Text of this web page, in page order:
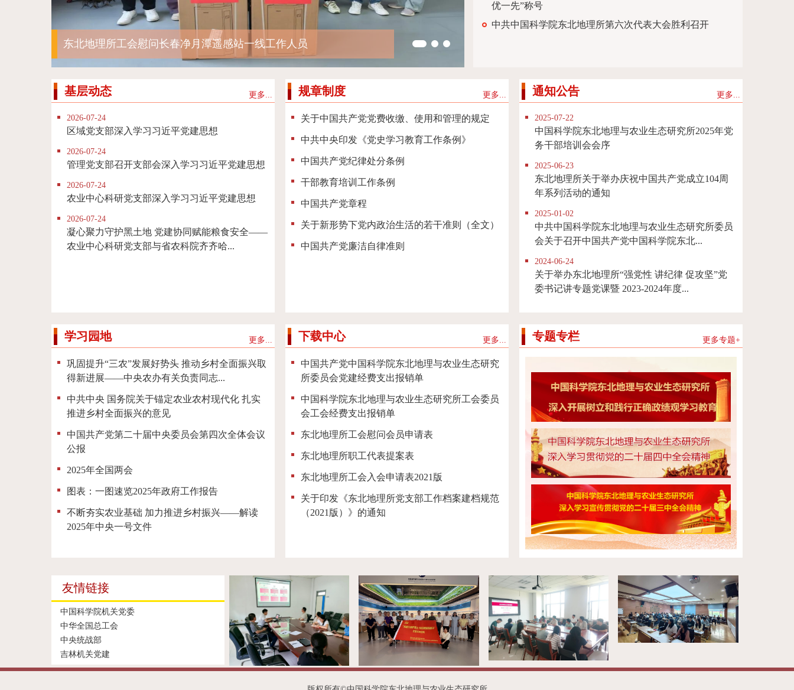
东北地理所工会慰问长春净月潭遥感站一线工作人员
东北地理所举办庆祝中国共产党成立105周年系列活动
喜报｜东北地理所多个集体和个人荣获沈阳分院2025-2026年度“两优
一先”称号
优一先”称号
中共中国科学院东北地理所第六次代表大会胜利召开
基层动态 更多...
2026-07-24
区域党支部深入学习习近平党建思想
2026-07-24
管理党支部召开支部会深入学习习近平党建思想
2026-07-24
农业中心科研党支部深入学习习近平党建思想
2026-07-24
凝心聚力守护黑土地 党建协同赋能粮食安全——
农业中心科研党支部与省农科院齐齐哈...
规章制度 更多...
关于中国共产党党费收缴、使用和管理的规定
中共中央印发《党史学习教育工作条例》
中国共产党纪律处分条例
干部教育培训工作条例
中国共产党章程
关于新形势下党内政治生活的若干准则（全文）
中国共产党廉洁自律准则
通知公告 更多...
2025-07-22
中国科学院东北地理与农业生态研究所2025年党
务干部培训会会序
2025-06-23
东北地理所关于举办庆祝中国共产党成立104周
年系列活动的通知
2025-01-02
中共中国科学院东北地理与农业生态研究所委员
会关于召开中国共产党中国科学院东北...
2024-06-24
关于举办东北地理所“强党性 讲纪律 促攻坚”党
委书记讲专题党课暨 2023-2024年度...
学习园地 更多...
巩固提升“三农”发展好势头 推动乡村全面振兴取
得新进展——中央农办有关负责同志...
中共中央 国务院关于锚定农业农村现代化 扎实
推进乡村全面振兴的意见
中国共产党第二十届中央委员会第四次全体会议
公报
2025年全国两会
图表：一图速览2025年政府工作报告
不断夯实农业基础 加力推进乡村振兴——解读
2025年中央一号文件
下载中心 更多...
中国共产党中国科学院东北地理与农业生态研究
所委员会党建经费支出报销单
中国科学院东北地理与农业生态研究所工会委员
会工会经费支出报销单
东北地理所工会慰问会员申请表
东北地理所职工代表提案表
东北地理所工会入会申请表2021版
关于印发《东北地理所党支部工作档案建档规范
（2021版）》的通知
专题专栏 更多专题+
友情链接
中国科学院机关党委
中华全国总工会
中央统战部
吉林机关党建